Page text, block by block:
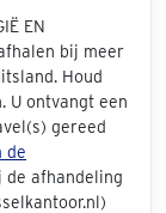
EN
bij meer
Houd
U ontvangt een
gereed
de
de afhandeling